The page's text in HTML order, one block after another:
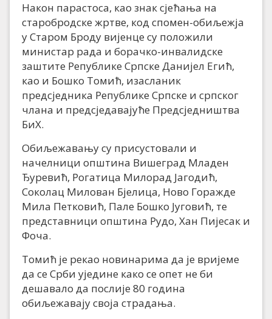
Након парастоса, као знак сјећања на
старобродске жртве, код спомен-обиљежја
у Старом Броду вијенце су положили
министар рада и борачко-инвалидске
заштите Републике Српске Данијел Егић,
као и Бошко Томић, изасланик
предсједника Републике Српске и српског
члана и предсједавајуће Предсједништва
БиХ.
Обиљежавању су присустовали и
начелници општина Вишеград Младен
Ђуревић, Рогатица Милорад Јагодић,
Соколац Милован Бјелица, Ново Горажде
Мила Петковић, Пале Бошко Југовић, те
представници општина Рудо, Хан Пијесак и
Фоча.
Томић је рекао новинарима да је вријеме
да се Срби уједине како се опет не би
дешавало да послије 80 година
обиљежавају своја страдања.